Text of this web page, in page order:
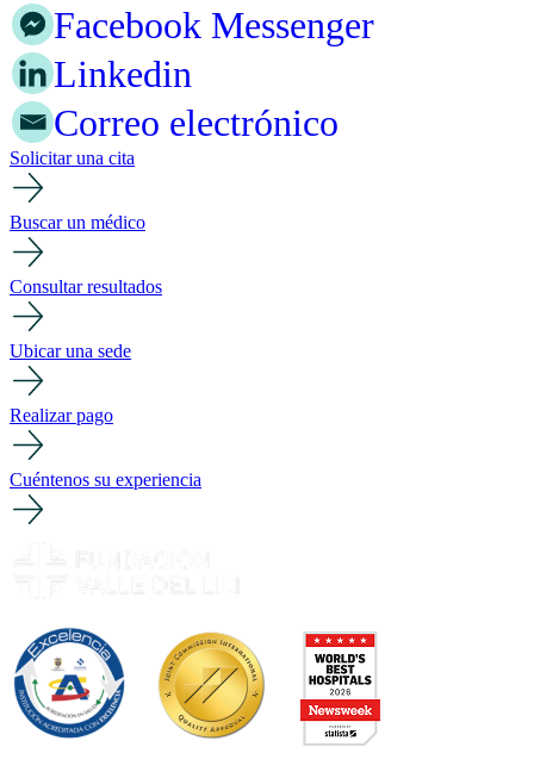
Facebook Messenger
Linkedin
Correo electrónico
Solicitar una cita
Buscar un médico
Consultar resultados
Ubicar una sede
Realizar pago
Cuéntenos su experiencia